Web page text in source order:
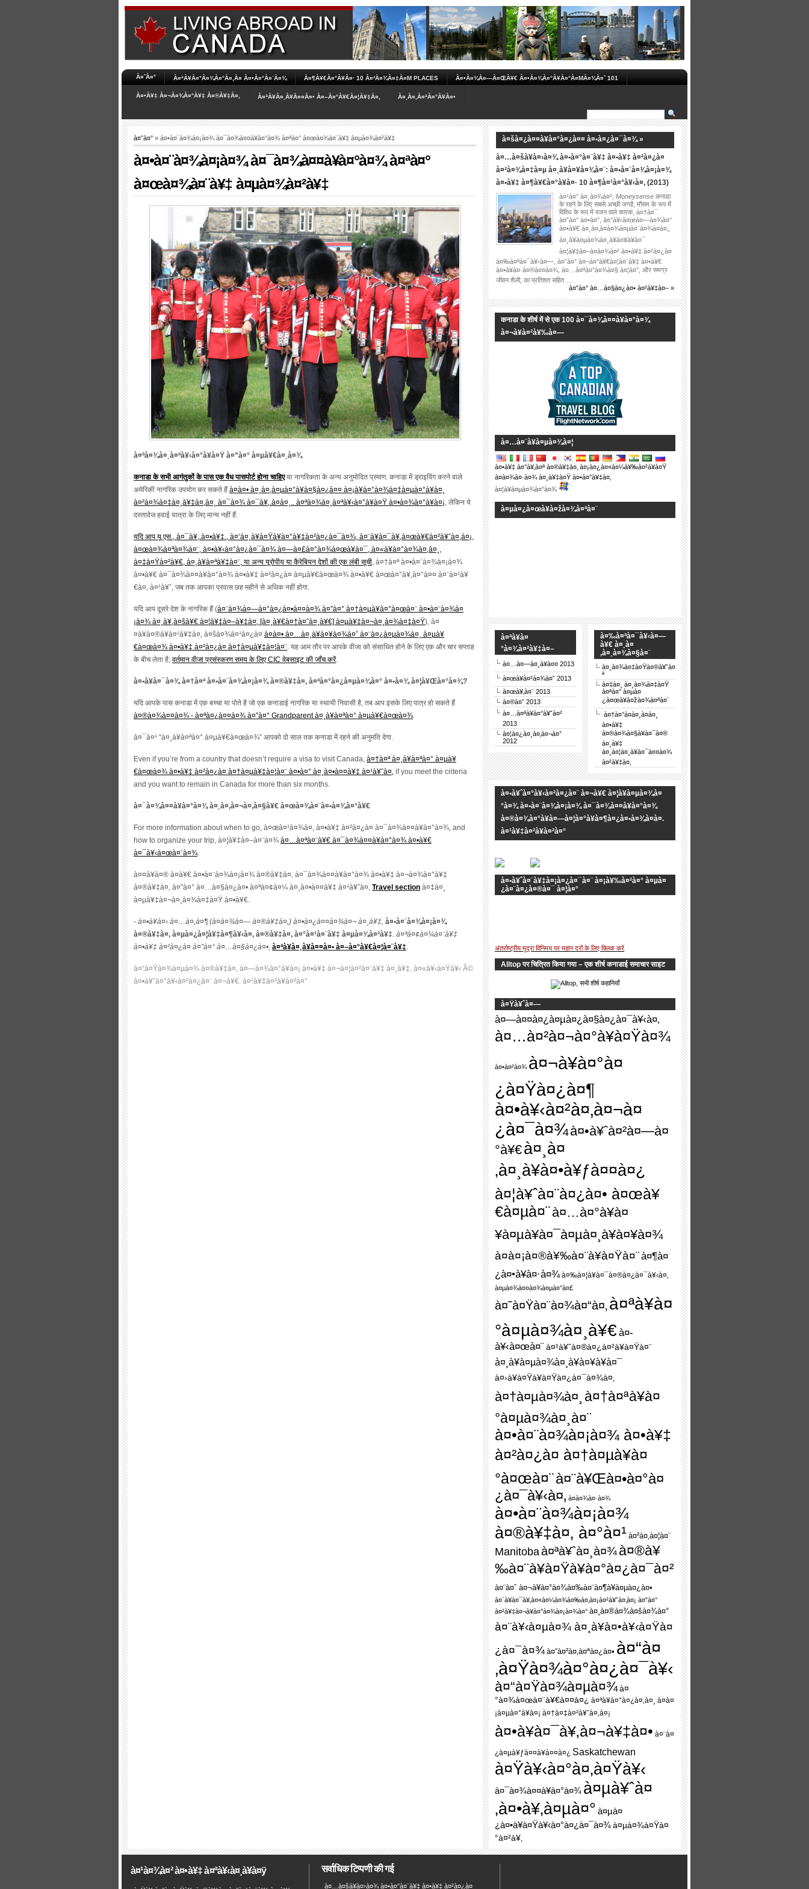
À¤˜À¤° À¤ªÀ¥À¤°À¤¾À¤°À¤‚À¤­ À¤•À¤°À¤¨À¤¾ À¤¶À¥€À¤°À¥À¤· 10 À¤²À¤¾À¤‡À¤Μ PLACES À¤•À¤¾À¤—À¤ŒÀ¥€ À¤•À¤¾À¤°À¥À¤°À¤ΜÀ¤¾À¤ˆ 101
À¤•À¥‡ À¤¬À¤¾À¤°À¥‡ À¤®À¥‡À¤‚ À¤ªÀ¥À¤¸À¥À¤¤À¤• À¤–À¤°À¥€À¤¦À¥‡À¤‚ À¤¸À¤‚À¤ªÀ¤°À¥À¤•
à¤˜à¤° » à¤•à¤¨à¤¾à¤¡à¤¾ à¤¯à¤¾à¤¤à¥à¤°à¤¾ à¤ªà¤° à¤œà¤¾à¤¨à¥‡ à¤µà¤¾à¤²à¥‡
à¤•à¤¨à¤¾à¤¡à¤¾ à¤¯à¤¾à¤¤à¥à¤°à¤¾ à¤ªà¤°
à¤œà¤¾à¤¨à¥‡ à¤µà¤¾à¤²à¥‡
à¤ªà¤¾à¤¸à¤ªà¥‹à¤°à¥à¤Ÿ à¤”à¤° à¤µà¥€à¤¸à¤¾
कनाडा के सभी आगंतुकों के पास एक वैध पासपोर्ट होना चाहिएया नागरिकता के अन्य अनुमोदित प्रमाण. कनाडा में ड्राइविंग करने वाले
अमेरिकी नागरिक उपयोग कर सकते हैं à¤à¤• à¤¸à¤‚à¤µà¤°à¥à¤§à¤¿à¤¤ à¤¡à¥à¤°à¤¾à¤‡à¤µà¤°à¥à¤¸
à¤²à¤¾à¤‡à¤¸à¥‡à¤‚à¤¸ à¤¯à¤¾ à¤¯à¥‚.à¤à¤¸.. à¤ªà¤¾à¤¸à¤ªà¥‹à¤°à¥à¤Ÿ à¤•à¤¾à¤°à¥à¤¡, लेकिन ये
दस्तावेज हवाई यात्रा के लिए मान्य नहीं हैं.
यदि आप यू.एस., à¤¯à¥‚.à¤•à¥‡., à¤‘à¤¸à¥à¤Ÿà¥à¤°à¥‡à¤²à¤¿à¤¯à¤¾, à¤¨à¥à¤¯à¥‚à¤œà¥€à¤²à¥ˆà¤‚à¤¡,
à¤œà¤¾à¤ªà¤¾à¤¨, à¤•à¥‹à¤°à¤¿à¤¯à¤¾ à¤—à¤£à¤°à¤¾à¤œà¥à¤¯, à¤«à¥à¤°à¤¾à¤‚à¤¸,
à¤‡à¤Ÿà¤²à¥€, à¤¸à¥à¤ªà¥‡à¤¨, या अन्य यूरोपीय या कैरेबियन देशों की एक लंबी सूची, à¤†à¤ª à¤•à¤¨à¤¾à¤¡à¤¾
à¤•à¥€ à¤¯à¤¾à¤¤à¥à¤°à¤¾ à¤•à¥‡ à¤²à¤¿à¤ à¤µà¥€à¤œà¤¾ à¤•à¥€ à¤œà¤°à¥‚à¤°à¤¤ à¤¨à¤¹à¥
€à¤‚ à¤¹à¥ˆ, जब तक आपका प्रवास छह महीने से अधिक नहीं होगा.
यदि आप दूसरे देश के नागरिक हैं (à¤¨à¤¾à¤—à¤°à¤¿à¤•à¤¤à¤¾ à¤”à¤° à¤†à¤µà¥à¤°à¤œà¤¨ à¤•à¤¨à¤¾à¤
¡à¤¾ à¤¸à¥‚à¤šà¥€ à¤¦à¥‡à¤–à¥‡à¤‚ [à¤¸à¥€à¤†à¤ˆà¤¸à¥€] à¤µà¥‡à¤¬à¤¸à¤¾à¤‡à¤Ÿ), à¤
¤à¥à¤®à¥à¤¹à¥‡à¤‚ à¤šà¤¾à¤¹à¤¿à¤ à¤à¤• à¤…à¤¸à¥à¤¥à¤¾à¤ˆ à¤¨à¤¿à¤µà¤¾à¤¸ à¤µà¥
€à¤œà¤¾ à¤•à¥‡ à¤²à¤¿à¤ à¤†à¤µà¥‡à¤¦à¤¨. यह आम तौर पर आपके वीजा को संसाधित होने के लिए एक और चार सप्ताह
के बीच लेता है; वर्तमान वीजा प्रसंस्करण समय के लिए CIC वेबसाइट की जाँच करें.
à¤•à¥à¤¯à¤¾ à¤†à¤ª à¤•à¤¨à¤¾à¤¡à¤¾ à¤®à¥‡à¤‚ à¤ªà¤°à¤¿à¤µà¤¾à¤° à¤•à¤¾ à¤¦à¥Œà¤°à¤¾?
यदि आपके पास कनाडा में एक बच्चा या पोते है जो एक कनाडाई नागरिक या स्थायी निवासी है, तब आप इसके लिए पात्र हो सकते हैं
à¤®à¤¾à¤¤à¤¾ - à¤ªà¤¿à¤¤à¤¾ à¤”à¤° Grandparent à¤¸à¥à¤ªà¤° à¤µà¥€à¤œà¤¾.
à¤¯à¤¹ “à¤¸à¥à¤ªà¤° à¤µà¥€à¤œà¤¾” आपको दो साल तक कनाडा में रहने की अनुमति देगा.
Even if you’re from a country that doesn’t require a visa to visit Canada, à¤†à¤ª à¤¸à¥à¤ªà¤° à¤µà¥
€à¤œà¤¾ à¤•à¥‡ à¤²à¤¿à¤ à¤†à¤µà¥‡à¤¦à¤¨ à¤•à¤° à¤¸à¤•à¤¤à¥‡ à¤¹à¥ˆà¤‚ if you meet the criteria
and you want to remain in Canada for more than six months.
à¤¯à¤¾à¤¤à¥à¤°à¤¾ à¤¸à¤‚à¤¬à¤‚à¤§à¥€ à¤œà¤¾à¤¨à¤•à¤¾à¤°à¥€
For more information about when to go, à¤œà¤¹à¤¾à¤‚ à¤•à¥‡ à¤²à¤¿à¤ à¤¯à¤¾à¤¤à¥à¤°à¤¾, and
how to organize your trip, à¤¦à¥‡à¤–à¤¨à¤¾ à¤…à¤ªà¤¨à¥€ à¤¯à¤¾à¤¤à¥à¤°à¤¾ à¤•à¥€
à¤¯à¥‹à¤œà¤¨à¤¾.
à¤¤à¥à¤® à¤­à¥€ à¤•à¤¨à¤¾à¤¡à¤¾ à¤®à¥‡à¤‚ à¤¯à¤¾à¤¤à¥à¤°à¤¾ à¤•à¥‡ à¤¬à¤¾à¤°à¥‡
à¤®à¥‡à¤‚ à¤”à¤° à¤…à¤§à¤¿à¤• à¤ªà¤¢à¤¼ à¤¸à¤•à¤¤à¥‡ à¤¹à¥ˆà¤‚ Travel section à¤‡à¤¸
à¤µà¥‡à¤¬à¤¸à¤¾à¤‡à¤Ÿ à¤•à¥€.
- à¤•à¥à¤› à¤…à¤‚à¤¶ (à¤­à¤¾à¤— à¤®à¥‡à¤‚) à¤•à¤¿à¤¤à¤¾à¤¬ à¤¸à¥‡, à¤•à¤¨à¤¾à¤¡à¤¾
à¤®à¥‡à¤‚ à¤µà¤¿à¤¦à¥‡à¤¶à¥‹à¤‚ à¤®à¥‡à¤‚ à¤°à¤¹à¤¨à¥‡ à¤µà¤¾à¤²à¥‡. à¤ªà¤¢à¤¼à¤¨à¥‡
à¤•à¥‡ à¤²à¤¿à¤ à¤”à¤° à¤…à¤§à¤¿à¤•, à¤ªà¥à¤¸à¥à¤¤à¤• à¤–à¤°à¥€à¤¦à¤¨à¥‡.
à¤“à¤Ÿà¤¾à¤µà¤¾ à¤®à¥‡à¤‚ à¤—à¤¾à¤°à¥à¤¡ à¤•à¥‡ à¤¬à¤¦à¤²à¤¨à¥‡ à¤¸à¥‡, à¤«à¥‹à¤Ÿà¥‹ Â©
à¤•à¥ˆà¤°à¥‹à¤²à¤¿à¤¨ à¤¬à¥€. à¤¹à¥‡à¤²à¥à¤²à¤°
à¤šà¤¿à¤¤à¥à¤°à¤¿à¤¤ à¤•à¤¿à¤¯à¤¾ »
à¤…à¤šà¥à¤›à¤¾ à¤•à¤°à¤¨à¥‡ à¤•à¥‡ à¤²à¤¿à¤
à¤²à¤¾à¤‡à¤µ à¤¸à¥à¤¥à¤¾à¤¨: à¤•à¤¨à¤¾à¤¡à¤¾
à¤•à¥‡ à¤¶à¥€à¤°à¥à¤· 10 à¤¶à¤¹à¤°à¥‹à¤‚ (2013)
à¤¹à¤° à¤¸à¤¾à¤², Moneysense कनाडा
के रहने के लिए सबसे अच्छी जगहें, मौसम के रूप में
विविध के रूप में वजन वाले कारक, à¤†à¤¯
à¤”à¤° à¤•à¤°, à¤°à¥‹à¤œà¤—à¤¾à¤°
à¤•à¥€ à¤¸à¤‚à¤­à¤¾à¤µà¤¨à¤¾à¤à¤‚,
à¤¸à¥à¤µà¤¾à¤¸à¥à¤¥à¥à¤¯
à¤¦à¥‡à¤–à¤­à¤¾à¤² à¤•à¥‡ à¤²à¤¿à¤
à¤‰à¤ªà¤¯à¥‹à¤—, à¤˜à¤° à¤–à¤°à¥€à¤¦à¤¨à¥‡ à¤•à¥€
à¤•à¥à¤·à¤®à¤¤à¤¾, à¤…à¤ªà¤°à¤¾à¤§ à¤¦à¤°, और समग्र
जीवन शैली, का प्रतिशत सहित …
à¤”à¤° à¤…à¤§à¤¿à¤• à¤²à¥‡à¤– »
कनाडा के शीर्ष में से एक 100 à¤¯à¤¾à¤¤à¥à¤°à¤¾
à¤¬à¥à¤²à¥‰à¤—
à¤…à¤¨à¥à¤µà¤¾à¤¦
à¤•à¥‡ à¤°à¥‚à¤ª à¤®à¥‡à¤‚ à¤¡à¤¿à¤«à¤¼à¥‰à¤²à¥à¤Ÿ
à¤­à¤¾à¤·à¤¾ à¤¸à¥‡à¤Ÿ à¤•à¤°à¥‡à¤‚
à¤¦à¥à¤µà¤¾à¤°à¤¾
à¤µà¤¿à¤œà¥à¤žà¤¾à¤ªà¤¨
à¤ªà¥à¤
°à¤¾à¤²à¥‡à¤–
à¤…à¤—à¤¸à¥à¤¤ 2013
à¤œà¥à¤²à¤¾à¤ˆ 2013
à¤œà¥‚à¤¨ 2013
à¤®à¤ˆ 2013
à¤…à¤ªà¥à¤°à¥ˆà¤²
2013
à¤¦à¤¿à¤¸à¤‚à¤¬à¤°
2012
à¤‰à¤ªà¤¯à¥‹à¤—
à¥€ à¤¸à¤
‚à¤¸à¤¾à¤§à¤¨
à¤¸à¤¾à¤‡à¤Ÿà¤®à¥ˆà¤
ª
à¤‡à¤¸ à¤¸à¤¾à¤‡à¤Ÿ
à¤ªà¤° à¤µà¤
¿à¤œà¥à¤žà¤¾à¤ªà¤¨
à¤†à¤°à¤à¤¸à¤à¤¸
à¤•à¥‡
à¤®à¤¾à¤§à¥à¤¯à¤®
à¤¸à¥‡
à¤¸à¤¦à¤¸à¥à¤¯à¤¤à¤¾
à¤²à¥‡à¤‚
à¤•à¥ˆà¤°à¥‹à¤²à¤¿à¤¨ à¤¬à¥€ à¤¦à¥à¤µà¤¾à¤
°à¤¾ à¤•à¤¨à¤¾à¤¡à¤¾ à¤¯à¤¾à¤¤à¥à¤°à¤¾
à¤®à¤¾à¤°à¥à¤—à¤¦à¤°à¥à¤¶à¤¿à¤•à¤¾à¤à¤.
à¤¹à¥‡à¤²à¥à¤²à¤°
à¤•à¥ˆà¤¨à¥‡à¤¡à¤¿à¤¯à¤¨ à¤¡à¥‰à¤²à¤° à¤µà¤
¿à¤¨à¤¿à¤®à¤¯ à¤¦à¤°
अंतर्राष्ट्रीय मुद्रा विनिमय पर महान दरों के लिए क्लिक करें
Alltop पर चित्रित किया गया – एक शीर्ष कनाडाई समाचार साइट
à¤Ÿà¥ˆà¤—
à¤—à¤¤à¤¿à¤µà¤¿à¤§à¤¿à¤¯à¥‹à¤‚
à¤…à¤²à¤¬à¤°à¥à¤Ÿà¤¾
à¤•à¤²à¤¾ à¤¬à¥à¤°à¤
¿à¤Ÿà¤¿à¤¶
à¤•à¥‹à¤²à¤‚à¤¬à¤
¿à¤¯à¤¾à¤•à¥ˆà¤²à¤—à¤
°à¥€à¤¸à¤
‚à¤¸à¥à¤•à¥ƒà¤¤à¤¿
à¤¦à¥ˆà¤¨à¤¿à¤• à¤œà¥
€à¤µà¤¨à¤…à¤°à¥à¤
¥à¤µà¥à¤¯à¤µà¤¸à¥à¤¥à¤¾
à¤à¤¡à¤®à¥‰à¤¨à¥à¤Ÿà¤¨à¤¶à¤
¿à¤•à¥à¤·à¤¾ à¤‰à¤¦à¥à¤¯à¤®à¤¿à¤¯à¥‹à¤‚
à¤µà¤¾à¤¤à¤¾à¤µà¤°à¤£
à¤˜à¤Ÿà¤¨à¤¾à¤“à¤‚à¤ªà¥à¤
°à¤µà¤¾à¤¸à¥€ à¤­
à¥‹à¤œà¤¨ à¤¹à¥ˆà¤®à¤¿à¤²à¥à¤Ÿà¤¨
à¤¸à¥à¤µà¤¾à¤¸à¥à¤¥à¥à¤¯
à¤›à¥à¤Ÿà¥à¤Ÿà¤¿à¤¯à¤¾à¤‚
à¤†à¤µà¤¾à¤¸ à¤†à¤ªà¥à¤
°à¤µà¤¾à¤¸à¤¨
à¤•à¤¨à¤¾à¤¡à¤¾ à¤•à¥‡
à¤²à¤¿à¤ à¤†à¤µà¥à¤
°à¤œà¤¨à¤¨à¥Œà¤•à¤°à¤
¿à¤¯à¥‹à¤‚ à¤­à¤¾à¤·à¤¾
à¤•à¤¨à¤¾à¤¡à¤¾
à¤®à¥‡à¤‚ à¤°à¤¹ à¤²à¤‚à¤¦à¤¨
Manitobaà¤ªà¥ˆà¤¸à¤¾à¤®à¥
‰à¤¨à¥à¤Ÿà¥à¤°à¤¿à¤¯à¤²
à¤¨à¤ˆ à¤¬à¥à¤°à¤¾à¤‰à¤¨à¤¶à¥à¤µà¤¿à¤•
à¤¨à¥à¤¯à¥‚à¤«à¤¼à¤¾à¤‰à¤‚à¤¡à¤²à¥ˆà¤‚à¤¡ à¤”à¤°
à¤²à¥‡à¤¬à¥à¤°à¤¾à¤¡à¤¾à¤° à¤¸à¤®à¤¾à¤šà¤¾à¤°
à¤¨à¥‹à¤µà¤¾ à¤¸à¥à¤•à¥‹à¤Ÿà¤
¿à¤¯à¤¾ à¤“à¤²à¤‚à¤ªà¤¿à¤• à¤“à¤
‚à¤Ÿà¤¾à¤°à¤¿à¤¯à¥‹
à¤“à¤Ÿà¤¾à¤µà¤¾à¤
°à¤¾à¤œà¤¨à¥€à¤¤à¤¿ à¤ªà¥à¤°à¤¿à¤‚à¤¸ à¤à¤
¡à¤µà¤°à¥à¤¡ à¤†à¤‡à¤²à¥ˆà¤‚à¤¡
à¤•à¥à¤¯à¥‚à¤¬à¥‡à¤• à¤¨à¤
¿à¤µà¥ƒà¤¤à¥à¤¤à¤¿ Saskatchewan
à¤Ÿà¥‹à¤°à¤‚à¤Ÿà¥‹
à¤¯à¤¾à¤¤à¥à¤°à¤¾ à¤µà¥ˆà¤
‚à¤•à¥‚à¤µà¤° à¤µà¤
¿à¤•à¥à¤Ÿà¥‹à¤°à¤¿à¤¯à¤¾ à¤µà¤¾à¤Ÿà¤
°à¤²à¥‚
à¤¹à¤¾à¤² à¤•à¥‡ à¤ªà¥‹à¤¸à¥à¤ÿ सर्वाधिक टिप्पणी की गई
à¤…à¤šà¥à¤›à¤¾ à¤•à¤°à¤¨à¥‡ à¤•à¥‡ à¤²à¤¿à¤